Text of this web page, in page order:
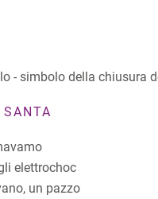
- simbolo della chiusura
elettrochoc
un pazzo